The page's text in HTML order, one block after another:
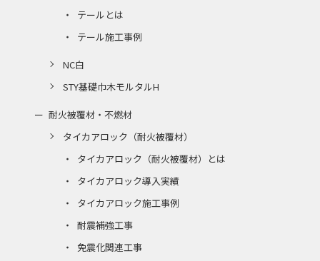
テールとは
テール施工事例
NC白
STY基礎巾木モルタルH
耐火被覆材・不燃材
タイカアロック（耐火被覆材）
タイカアロック（耐火被覆材）とは
タイカアロック導入実績
タイカアロック施工事例
耐震補強工事
免震化関連工事